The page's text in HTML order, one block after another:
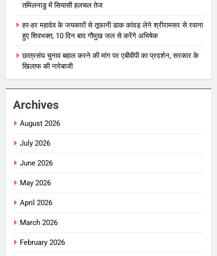
तमिलनाडु में सियासी हलचल तेज
हर-हर महादेव के जयकारों से तूफानी डाक कांवड़ लेने श्रीरामसर से रवाना
हुए शिवभक्त, 10 दिन बाद गौमुख जल से करेंगे अभिषेक
छात्रसंघ चुनाव बहाल करने की मांग पर एबीवीपी का प्रदर्शन, सरकार के
खिलाफ की नारेबाजी
Archives
August 2026
July 2026
June 2026
May 2026
April 2026
March 2026
February 2026